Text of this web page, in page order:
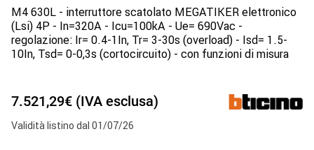
M4 630L - interruttore scatolato MEGATIKER elettronico
(Lsi) 4P - In=320A - Icu=100kA - Ue= 690Vac -
regolazione: Ir= 0.4-1In, Tr= 3-30s (overload) - Isd= 1.5-
10In, Tsd= 0-0,3s (cortocircuito) - con funzioni di misura
7.521,29€ (IVA esclusa)
Validità listino dal 01/07/26